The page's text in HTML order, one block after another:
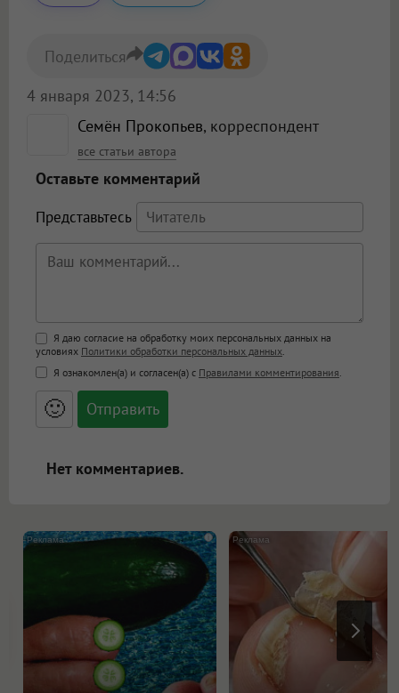
Семён Прокопьев, корреспондент
все статьи автора
4 января 2023, 14:56
Поделиться
Оставьте комментарий
Представьтесь
Поддержка HTML
<b>, <strong>, <u>, <i>, <em>, <s>, <big>,
<small>, <sup>, <sub>, <pre>, <ul>, <ol>, <li>,
<blockquote>, <code> экранирует HTML,
адреса URL автоматически становятся
ссылками, и [img]адрес[/img] будет
Я даю согласие на обработку моих персональных данных на
условиях Политики обработки персональных данных
Я ознакомлен(а) и согласен(а) с Правилами комментирования
🙂
Нет комментариев.
i